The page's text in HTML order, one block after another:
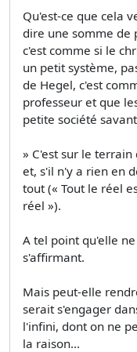
Qu'est-ce que cela
dire une somme de
c'est comme si le
un petit système,
de Hegel, c'est
professeur et que
petite société
» C'est sur le
et, s'il n'y a rien en
tout (« Tout le réel
réel »).
A tel point qu'elle
s'affirmant.
Mais peut-elle
serait s'engager
l'infini, dont on ne
la raison...